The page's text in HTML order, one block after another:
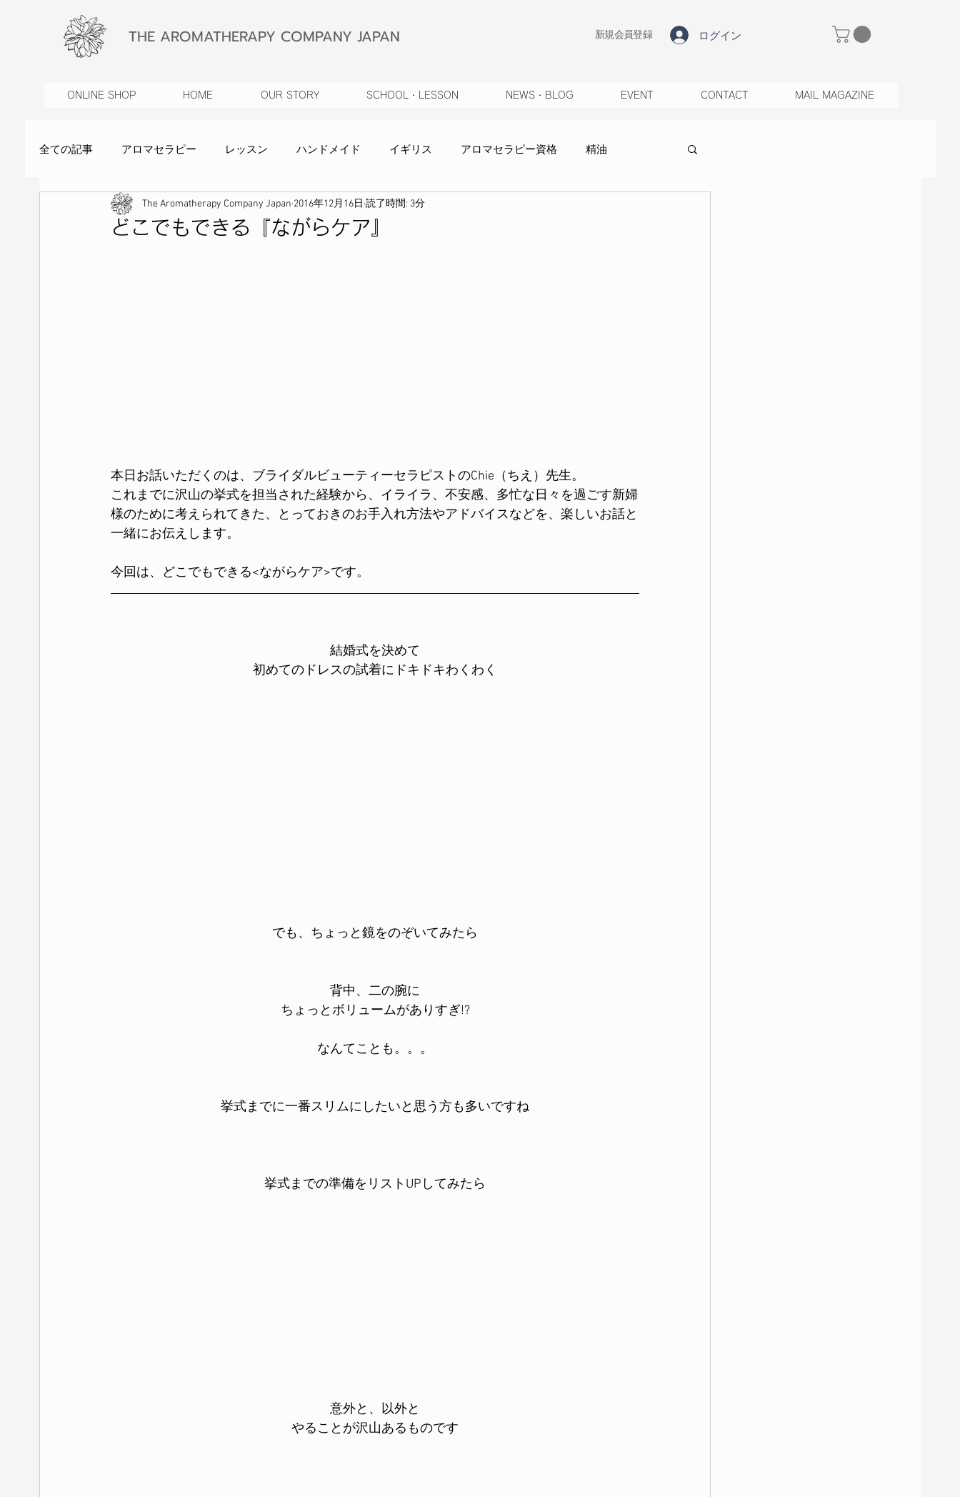
THE AROMATHERAPY COMPANY JAPAN ​新規会員登録 ログイン
ONLINE SHOP HOME OUR STORY SCHOOL・LESSON NEWS・BLOG EVENT CONTACT MAIL MAGAZINE
全ての記事 アロマセラピー レッスン ハンドメイド イギリス アロマセラピー資格 精油
ヒーリング IFPA認定校 植物療法 お知らせ WEBショップ
どこでもできる『ながらケア』
The Aromatherapy Company Japan 2016年12月16日 読了時間: 3分
本日お話いただくのは、ブライダルビューティーセラピストのChie（ちえ）先生。
これまでに沢山の挙式を担当された経験から、イライラ、不安感、多忙な日々を過ごす新婦
様のために考えられてきた、とっておきのお手入れ方法やアドバイスなどを、楽しいお話と
一緒にお伝えします。
今回は、どこでもできる<ながらケア>です。
結婚式を決めて
初めてのドレスの試着にドキドキわくわく
でも、ちょっと鏡をのぞいてみたら
背中、二の腕に
ちょっとボリュームがありすぎ!?
なんてことも。。。
挙式までに一番スリムにしたいと思う方も多いですね
挙式までの準備をリストUPしてみたら
意外と、以外と
やることが沢山あるものです